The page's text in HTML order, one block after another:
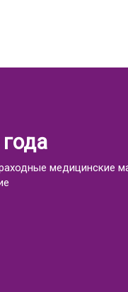
медицинские